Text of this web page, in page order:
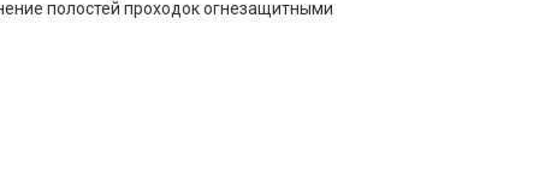
полостей проходок огнезащитными